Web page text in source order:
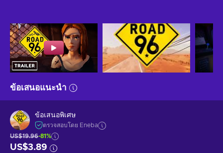
ข้อเสนอแนะนำ
ข้อเสนอพิเศษ
ตรวจสอบโดย Eneba
US$19.96-81%
US$3.89